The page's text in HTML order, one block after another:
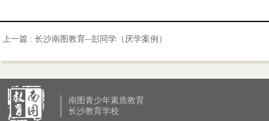
上一篇 : 长沙南图教育--彭同学（厌学案例）
南图青少年素质教育
长沙教育学校